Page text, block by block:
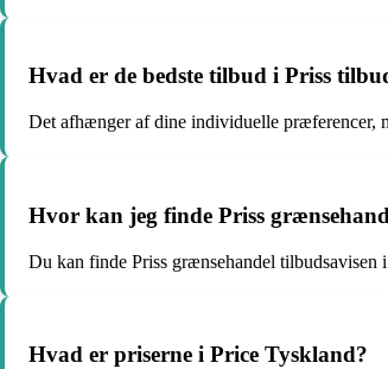
Hvad er de bedste tilbud i Priss
Det afhænger af dine individuelle præferencer,
Hvor kan jeg finde Priss
Du kan finde Priss grænsehandel tilbudsavisen
Hvad er priserne i Price Tyskland?